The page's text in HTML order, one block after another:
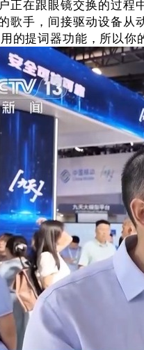
正在跟眼镜交换的过程
歌手，间接驱动设备从
的提词器功能，所以你